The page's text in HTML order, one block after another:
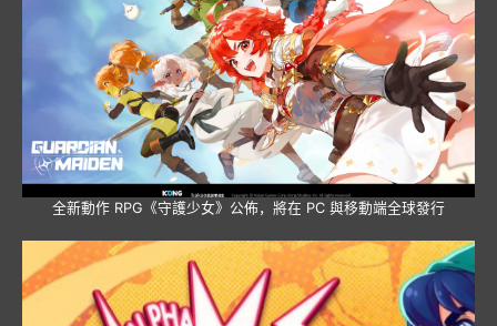
全新動作 RPG《守護少女》公佈，將在 PC 與移動端全球發行